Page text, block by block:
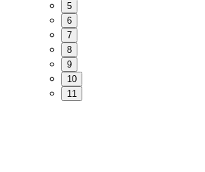
5
6
7
8
9
10
11